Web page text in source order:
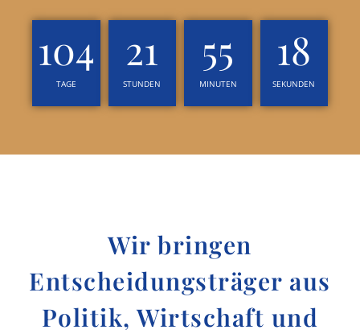
104
TAGE
21
STUNDEN
55
MINUTEN
17
SEKUNDEN
Wir bringen
Entscheidungsträger aus
Politik, Wirtschaft und